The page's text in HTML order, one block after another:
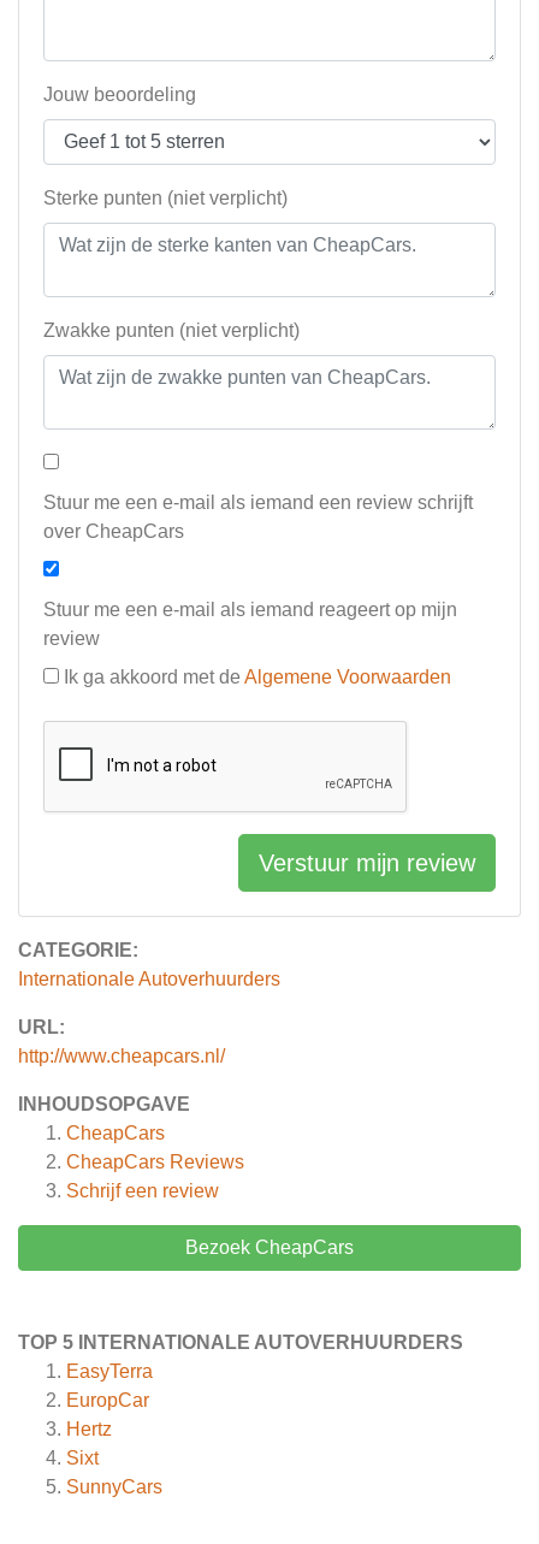
CATEGORIE:
Internationale Autoverhuurders
URL:
http://www.cheapcars.nl/
INHOUDSOPGAVE
CheapCars
CheapCars Reviews
Schrijf een review
Bezoek CheapCars
TOP 5 INTERNATIONALE AUTOVERHUURDERS
EasyTerra
EuropCar
Hertz
Sixt
SunnyCars
Jouw beoordeling
Sterke punten (niet verplicht)
Zwakke punten (niet verplicht)
Stuur me een e-mail als iemand een review schrijft
over CheapCars
Stuur me een e-mail als iemand reageert op mijn
review
Ik ga akkoord met de Algemene Voorwaarden
Verstuur mijn review